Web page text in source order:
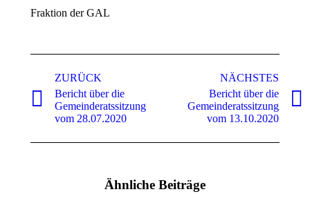
Fraktion der GAL
ZURÜCK
Vorheriger
Beitrag:
Bericht über die
Gemeinderatssitzung
vom 28.07.2020
NÄCHSTES
Nächster
Beitrag:
Bericht über die
Gemeinderatssitzung
vom 13.10.2020
Ähnliche Beiträge